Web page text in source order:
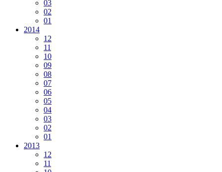
03
02
01
2014
12
11
10
09
08
07
06
05
04
03
02
01
2013
12
11